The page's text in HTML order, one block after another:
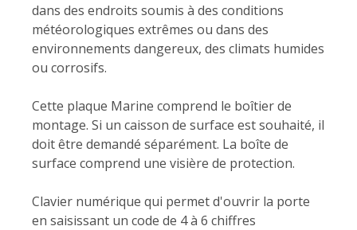
dans des endroits soumis à des conditions
météorologiques extrêmes ou dans des
environnements dangereux, des climats humides
ou corrosifs.
Cette plaque Marine comprend le boîtier de
montage. Si un caisson de surface est souhaité, il
doit être demandé séparément. La boîte de
surface comprend une visière de protection.
Clavier numérique qui permet d'ouvrir la porte
en saisissant un code de 4 à 6 chiffres